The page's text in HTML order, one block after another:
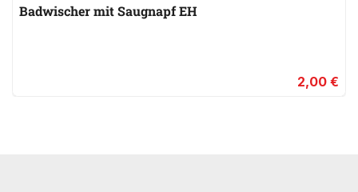
Badwischer mit Saugnapf EH
2,00 €